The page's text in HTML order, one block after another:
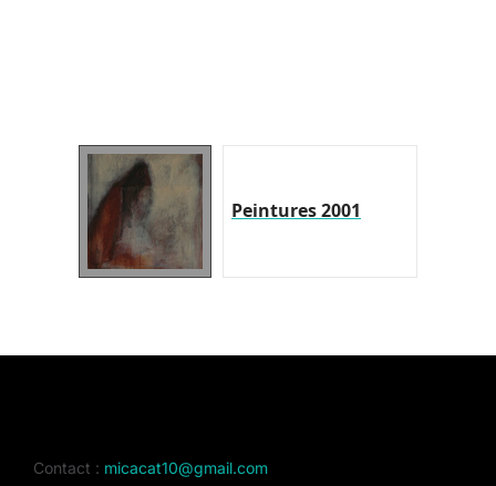
Peintures 2001
Contact : micacat10@gmail.com